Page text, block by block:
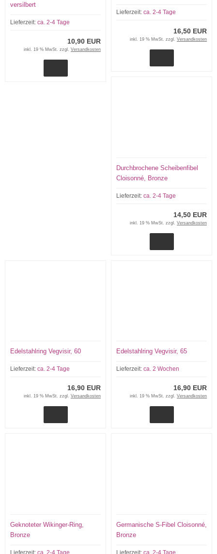
versilbert
Lieferzeit: ca. 2-4 Tage
10,90 EUR
inkl. 19 % MwSt. zzgl. Versandkosten
Lieferzeit: ca. 2-4 Tage
16,50 EUR
inkl. 19 % MwSt. zzgl. Versandkosten
Durchbrochene Scheibenfibel
Cloisonné, Bronze
Lieferzeit: ca. 2-4 Tage
14,50 EUR
inkl. 19 % MwSt. zzgl. Versandkosten
Edelstahlring Vegvisir, 60
Lieferzeit: ca. 2-4 Tage
16,90 EUR
inkl. 19 % MwSt. zzgl. Versandkosten
Edelstahlring Vegvisir, 65
Lieferzeit: ca. 2 Wochen
16,90 EUR
inkl. 19 % MwSt. zzgl. Versandkosten
Geknoteter Wikinger-Ring,
Bronze
Germanische S-Fibel Cloisonné,
Bronze